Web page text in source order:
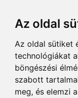
Az oldal
Az oldal sütiket
technológiákat
böngészési
szabott
meg, és elemzi